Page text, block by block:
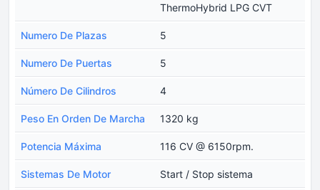
ThermoHybrid LPG CVT
Numero De Plazas 5
Numero De Puertas 5
Número De Cilindros 4
Peso En Orden De Marcha 1320 kg
Potencia Máxima 116 CV @ 6150rpm.
Sistemas De Motor Start / Stop sistema